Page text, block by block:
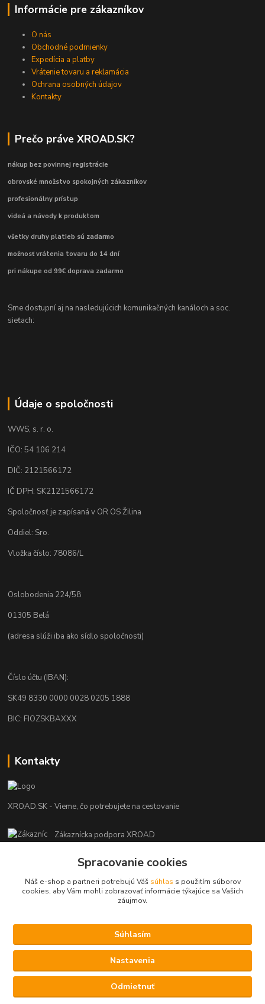
Informácie pre zákazníkov
O nás
Obchodné podmienky
Expedícia a platby
Vrátenie tovaru a reklamácia
Ochrana osobných údajov
Kontakty
Prečo práve XROAD.SK?
nákup bez povinnej registrácie
obrovské množstvo spokojných zákazníkov
profesionálny prístup
videá a návody k produktom
všetky druhy platieb sú zadarmo
možnosť vrátenia tovaru do 14 dní
pri nákupe od 99€ doprava zadarmo
Sme dostupní aj na nasledujúcich komunikačných kanáloch a soc.
sieťach:
Údaje o spoločnosti
WWS, s. r. o.
IČO: 54 106 214
DIČ: 2121566172
IČ DPH: SK2121566172
Spoločnosť je zapísaná v OR OS Žilina
Oddiel: Sro.
Vložka číslo: 78086/L
Oslobodenia 224/58
01305 Belá
(adresa slúži iba ako sídlo spoločnosti)
Číslo účtu (IBAN):
SK49 8330 0000 0028 0205 1888
BIC: FIOZSKBAXXX
Kontakty
XROAD.SK - Vieme, čo potrebujete na cestovanie
Zákaznícka podpora XROAD
+421 948 013 566
Po-Pi (08:00-16:00), So (11:00-14:00)
info@xroad.sk
Nastavenia cookies.
Copyright © 2021 XROAD.SK
Vytvorené na
Eshop-rychlo.sk
Spracovanie cookies
Náš e-shop a partneri potrebujú Váš súhlas s použitím súborov
cookies, aby Vám mohli zobrazovať informácie týkajúce sa Vašich
záujmov.
Nastavenia
Súhlasím